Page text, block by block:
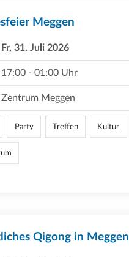
Meggen
Fr, 31. Juli 2026
17:00 - 01:00 Uhr
Zentrum Meggen
Party Treffen Kultur
Qigong in Meggen